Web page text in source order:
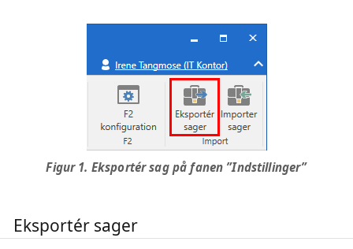
Figur 1. Eksportér sag på fanen ”Indstillinger”
Eksportér sager